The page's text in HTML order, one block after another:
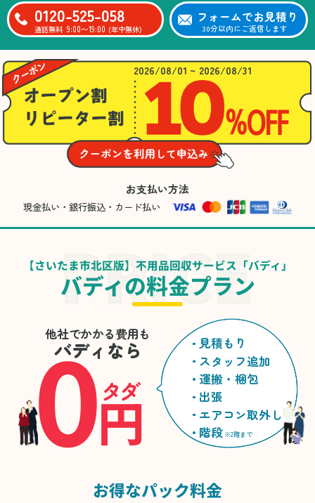
サイクル可能なものにつ
いても教えていただき、
今後の片付けにも役立つ
知識が増えました。また
何かあれば、ぜひお願い
したいと思っています。
心のこもったサービスを
ありがとうございまし
た。
0120-525-058
通話無料 9:00〜19:00 (年中無休)
フォームでお見積り
30分以内にご返信します
2026/08/01 ~ 2026/08/31
お支払い方法
現金払い・銀行振込・カード払い
【さいたま市北区版】不用品回収サービス「バディ」
バディの料金プラン
他社でかかる費用も
バディなら
0円
タダ
見積もり
スタッフ追加
運搬・梱包
出張
エアコン取外し
階段 ※2階まで
お得なパック料金